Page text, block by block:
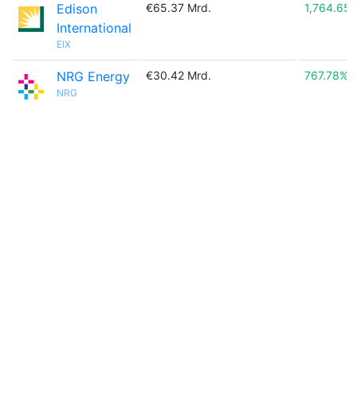
Edison
International
EIX
€65.37 Mrd.
NRG Energy
NRG
€30.42 Mrd. 767.78%